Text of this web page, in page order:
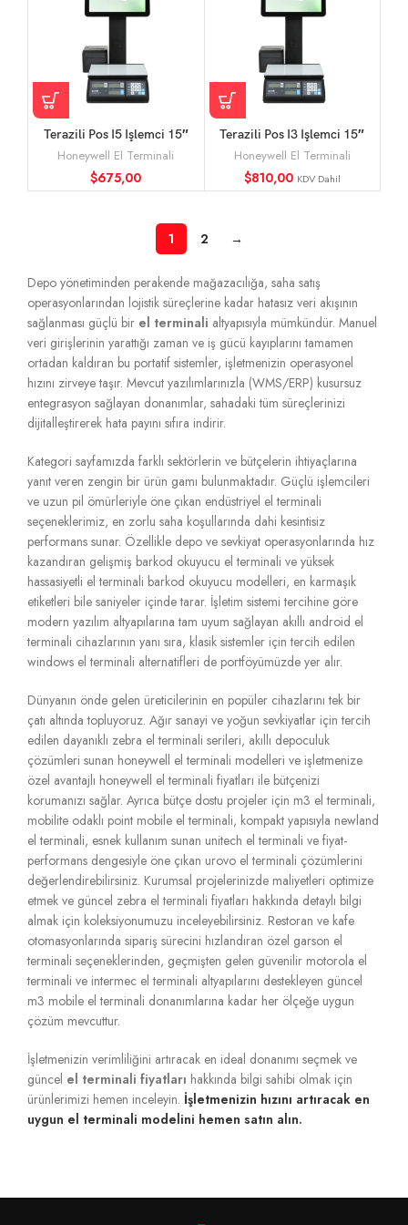
Terazili Pos İ5 İşlemci 15″
Pos Terazi
Honeywell El Terminali
$675,00
Terazili Pos İ3 İşlemci 15″
Pos Terazi Fiyatı
Honeywell El Terminali
$810,00 KDV Dahil
1 2 →
Depo yönetiminden perakende mağazacılığa, saha satış
operasyonlarından lojistik süreçlerine kadar hatasız veri akışının
sağlanması güçlü bir el terminali altyapısıyla mümkündür. Manuel
veri girişlerinin yarattığı zaman ve iş gücü kayıplarını tamamen
ortadan kaldıran bu portatif sistemler, işletmenizin operasyonel
hızını zirveye taşır. Mevcut yazılımlarınızla (WMS/ERP) kusursuz
entegrasyon sağlayan donanımlar, sahadaki tüm süreçlerinizi
dijitalleştirerek hata payını sıfıra indirir.
Kategori sayfamızda farklı sektörlerin ve bütçelerin ihtiyaçlarına
yanıt veren zengin bir ürün gamı bulunmaktadır. Güçlü işlemcileri
ve uzun pil ömürleriyle öne çıkan endüstriyel el terminali
seçeneklerimiz, en zorlu saha koşullarında dahi kesintisiz
performans sunar. Özellikle depo ve sevkiyat operasyonlarında hız
kazandıran gelişmiş barkod okuyucu el terminali ve yüksek
hassasiyetli el terminali barkod okuyucu modelleri, en karmaşık
etiketleri bile saniyeler içinde tarar. İşletim sistemi tercihine göre
modern yazılım altyapılarına tam uyum sağlayan akıllı android el
terminali cihazlarının yanı sıra, klasik sistemler için tercih edilen
windows el terminali alternatifleri de portföyümüzde yer alır.
Dünyanın önde gelen üreticilerinin en popüler cihazlarını tek bir
çatı altında topluyoruz. Ağır sanayi ve yoğun sevkiyatlar için tercih
edilen dayanıklı zebra el terminali serileri, akıllı depoculuk
çözümleri sunan honeywell el terminali modelleri ve işletmenize
özel avantajlı honeywell el terminali fiyatları ile bütçenizi
korumanızı sağlar. Ayrıca bütçe dostu projeler için m3 el terminali,
mobilite odaklı point mobile el terminali, kompakt yapısıyla newland
el terminali, esnek kullanım sunan unitech el terminali ve fiyat-
performans dengesiyle öne çıkan urovo el terminali çözümlerini
değerlendirebilirsiniz. Kurumsal projelerinizde maliyetleri optimize
etmek ve güncel zebra el terminali fiyatları hakkında detaylı bilgi
almak için koleksiyonumuzu inceleyebilirsiniz. Restoran ve kafe
otomasyonlarında sipariş sürecini hızlandıran özel garson el
terminali seçeneklerinden, geçmişten gelen güvenilir motorola el
terminali ve intermec el terminali altyapılarını destekleyen güncel
m3 mobile el terminali donanımlarına kadar her ölçeğe uygun
çözüm mevcuttur.
İşletmenizin verimliliğini artıracak en ideal donanımı seçmek ve
güncel el terminali fiyatları hakkında bilgi sahibi olmak için
ürünlerimizi hemen inceleyin. İşletmenizin hızını artıracak en
uygun el terminali modelini hemen satın alın.